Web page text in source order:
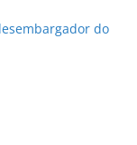
do